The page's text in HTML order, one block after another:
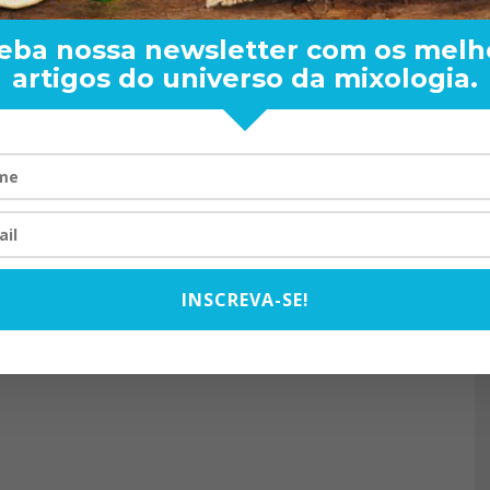
RAND BARTENDER: DE
VISTA PARA O MUNDO
nossa newsletter com os
artigos do universo da mixologia.
INSCREVA-SE!